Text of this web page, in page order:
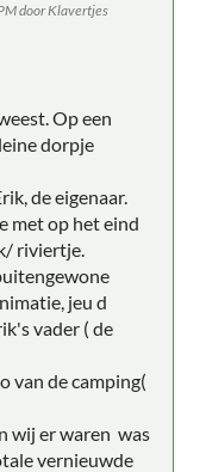
door Klavertjes
Op een
dorpje
de eigenaar.
met op het eind
riviertje.
jeu d
vader ( de
van de camping(
wij er waren was
vernieuwde